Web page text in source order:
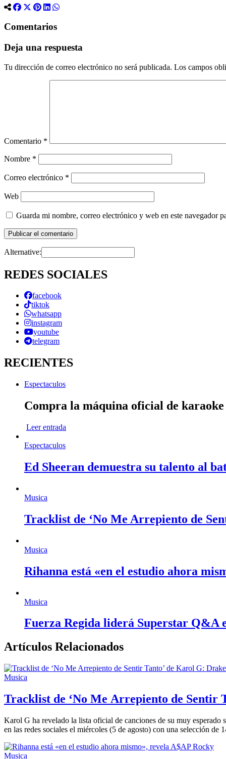
Comentarios
Deja una respuesta
Tu dirección de correo electrónico no será publicada. Los campos
Comentario *
Nombre *
Correo electrónico *
Web
Guarda mi nombre, correo electrónico y web en este navegador
Alternative:
REDES SOCIALES
facebook
tiktok
whatsapp
instagram
youtube
telegram
RECIENTES
Espectaculos
Compra la máquina oficial de
Leer entrada
Espectaculos
Ed Sheeran demuestra su talento al
Musica
Tracklist de ‘No Me Arrepiento de
Musica
Rihanna está «en el estudio ahora
Musica
Fuerza Regida liderá Superstar Q&A
Artículos Relacionados
Musica
Tracklist de ‘No Me Arrepiento de Sentir
Karol G ha revelado la lista oficial de canciones de su muy
en las redes sociales el miércoles (5 de agosto) con una selección
Musica